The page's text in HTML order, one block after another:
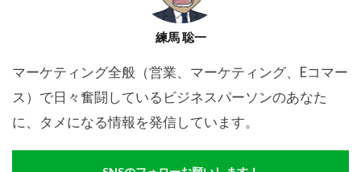
練馬 聡一
マーケティング全般（営業、マーケティング、Eコマー
ス）で日々奮闘しているビジネスパーソンのあなた
に、タメになる情報を発信しています。